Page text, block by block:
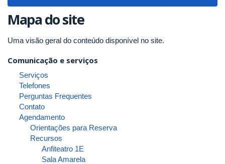
Mapa do site
Uma visão geral do conteúdo disponível no site.
Comunicação e serviços
Serviços
Telefones
Perguntas Frequentes
Contato
Agendamento
Orientações para Reserva
Recursos
Anfiteatro 1E
Sala Amarela